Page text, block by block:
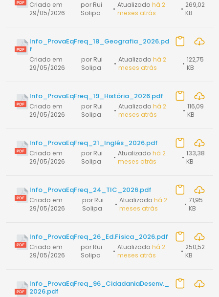
Criado em
29/05/2026
por Rui
Solipa
• Atualizado há 2
meses atrás
• 269,02
KB
Info_ProvaEqFreq_18_Geografia_2026.pd
f
Criado em
29/05/2026
por Rui
Solipa
• Atualizado há 2
meses atrás
• 122,75
KB
Info_ProvaEqFreq_19_História_2026.pdf
Criado em
29/05/2026
por Rui
Solipa
• Atualizado há 2
meses atrás
• 116,09
KB
Info_ProvaEqFreq_21_Inglês_2026.pdf
Criado em
29/05/2026
por Rui
Solipa
• Atualizado há 2
meses atrás
• 133,38
KB
Info_ProvaEqFreq_24_TIC_2026.pdf
Criado em
29/05/2026
por Rui
Solipa
• Atualizado há 2
meses atrás
• 71,95
KB
Info_ProvaEqFreq_26_Ed.Física_2026.pdf
Criado em
29/05/2026
por Rui
Solipa
• Atualizado há 2
meses atrás
• 250,52
KB
Info_ProvaEqFreq_96_CidadaniaDesenv._
2026.pdf